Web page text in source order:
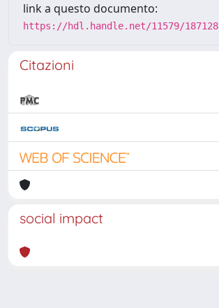
link a questo documento:
https://hdl.handle.net/11579/187128
Citazioni
social impact